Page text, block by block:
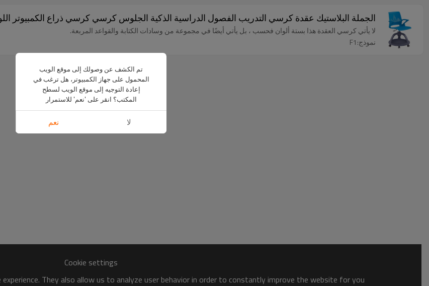
الجملة البلاستيك عقدة كرسي التدريب الفصول الدراسية الذكية الجلوس كرسي كرسي ذراع الكمبيوتر
لا يأتي كرسي العقدة هذا بستة ألوان فحسب ، بل يأتي أيضًا في مجموعة من وسادات الكتابة والقواعد المربعة.
نموذج:F1
Cookie settings
They also allow us to analyze user behavior in order to constantly improve the website for you.
تم الكشف عن وصولك إلى موقع الويب
المحمول على جهاز الكمبيوتر، هل ترغب في
إعادة التوجيه إلى موقع الويب لسطح
المكتب؟ انقر على 'نعم' للاستمرار
لا نعم